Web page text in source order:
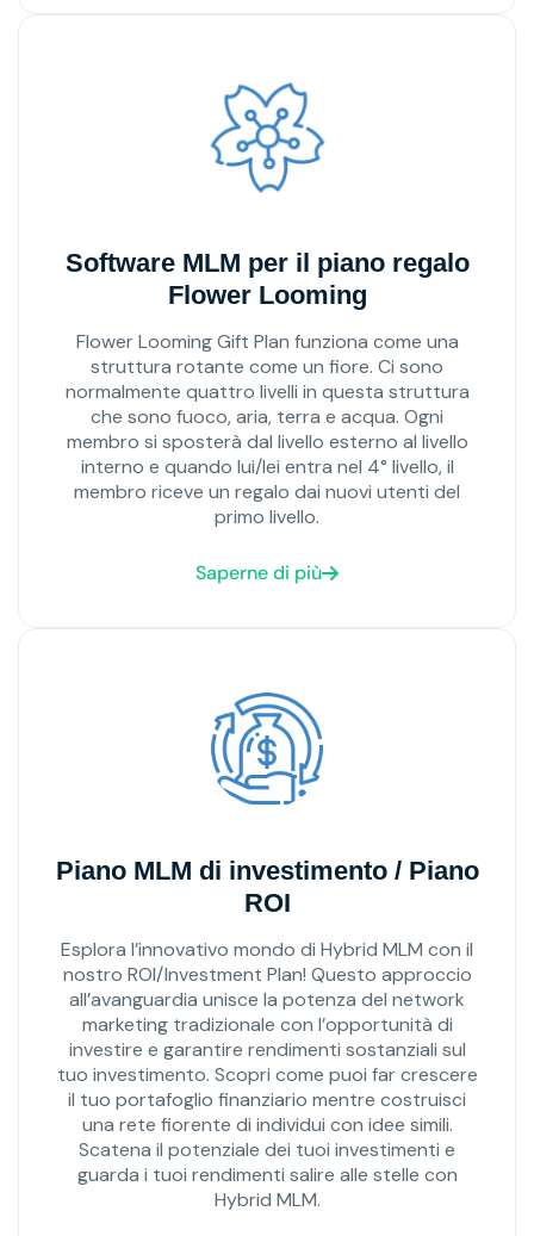
Software MLM per il piano regalo
Flower Looming
Flower Looming Gift Plan funziona come una
struttura rotante come un fiore. Ci sono
normalmente quattro livelli in questa struttura
che sono fuoco, aria, terra e acqua. Ogni
membro si sposterà dal livello esterno al livello
interno e quando lui/lei entra nel 4° livello, il
membro riceve un regalo dai nuovi utenti del
primo livello.
Saperne di più
Piano MLM di investimento / Piano
ROI
Esplora l’innovativo mondo di Hybrid MLM con il
nostro ROI/Investment Plan! Questo approccio
all’avanguardia unisce la potenza del network
marketing tradizionale con l’opportunità di
investire e garantire rendimenti sostanziali sul
tuo investimento. Scopri come puoi far crescere
il tuo portafoglio finanziario mentre costruisci
una rete fiorente di individui con idee simili.
Scatena il potenziale dei tuoi investimenti e
guarda i tuoi rendimenti salire alle stelle con
Hybrid MLM.